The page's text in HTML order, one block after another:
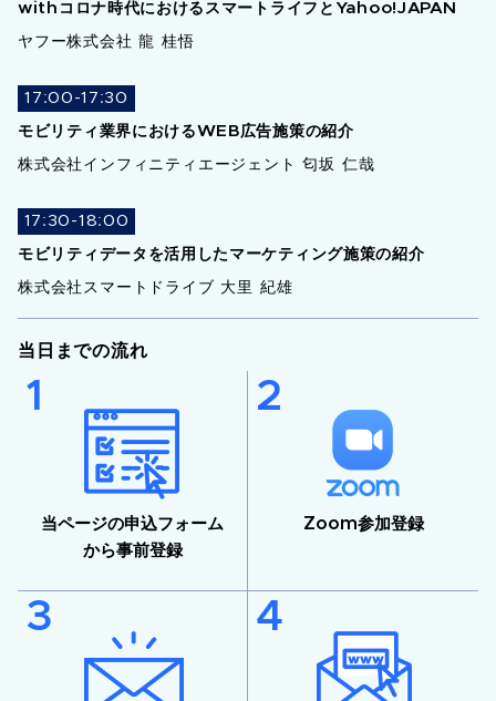
withコロナ時代におけるスマートライフとYahoo!JAPAN
ヤフー株式会社 龍 桂悟
17:00-17:30
モビリティ業界におけるWEB広告施策の紹介
株式会社インフィニティエージェント 匂坂 仁哉
17:30-18:00
モビリティデータを活用したマーケティング施策の紹介
株式会社スマートドライブ 大里 紀雄
当日までの流れ
当ページの申込フォーム
から事前登録
Zoom参加登録